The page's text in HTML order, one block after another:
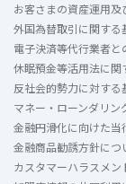
お客さまの資産運用
外国為替取引に関する
電子決済等代行業者
休眠預金等活用法に関
反社会的勢力に対する
マネー・ローンダリン
金融円滑化に向けた当
金融商品勧誘方針につ
カスタマーハラスメ